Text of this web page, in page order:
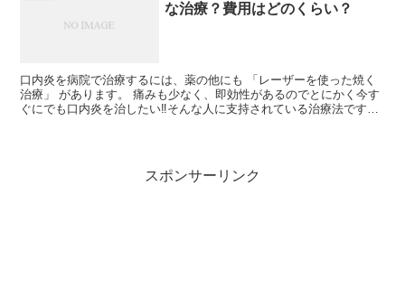
な治療？費用はどのくらい？
口内炎を病院で治療するには、薬の他にも 「レーザーを使った焼く
治療」 があります。 痛みも少なく、即効性があるのでとにかく今す
ぐにでも口内炎を治したい‼そんな人に支持されている治療法です✨
スポンサーリンク